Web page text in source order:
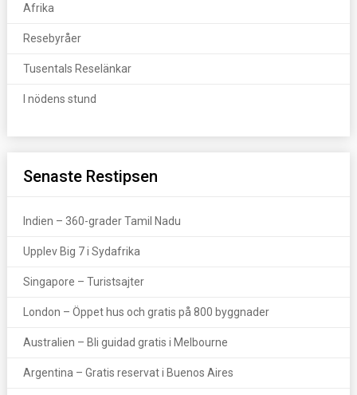
Afrika
Resebyråer
Tusentals Reselänkar
I nödens stund
Senaste Restipsen
Indien – 360-grader Tamil Nadu
Upplev Big 7 i Sydafrika
Singapore – Turistsajter
London – Öppet hus och gratis på 800 byggnader
Australien – Bli guidad gratis i Melbourne
Argentina – Gratis reservat i Buenos Aires